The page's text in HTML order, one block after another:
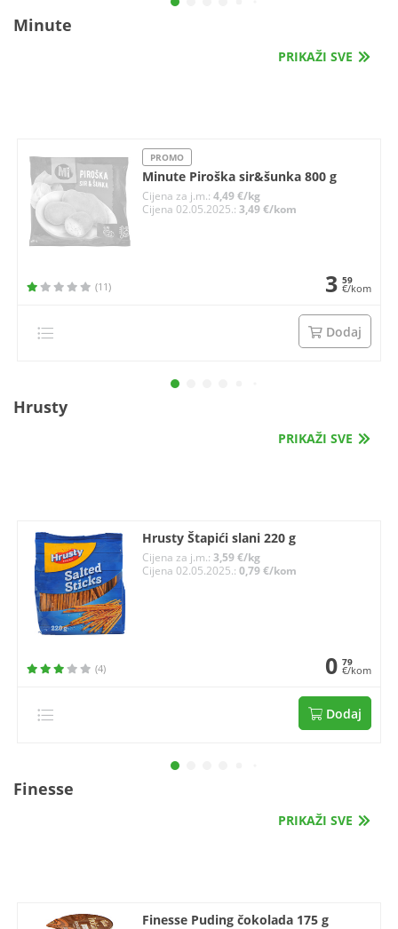
Minute
PRIKAŽI SVE
PROMO
Minute Piroška sir&šunka 800 g
Cijena za j.m.:4,49 €/kg
Cijena 02.05.2025.:3,49 €/kom
(11) 3 59
€/kom
Dodaj
Hrusty
PRIKAŽI SVE
Hrusty Štapići slani 220 g
Cijena za j.m.:3,59 €/kg
Cijena 02.05.2025.:0,79 €/kom
(4) 0 79
€/kom
Dodaj
Finesse
PRIKAŽI SVE
Finesse Puding čokolada 175 g